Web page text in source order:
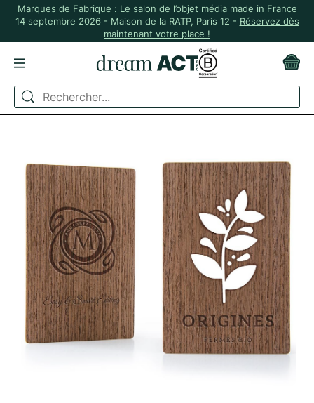
Marques de Fabrique : Le salon de l’objet média made in France
14 septembre 2026 - Maison de la RATP, Paris 12 - Réservez dès
maintenant votre place !
ACCUEIL MADE IN FRANCE